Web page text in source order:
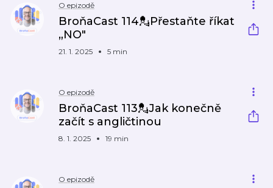
O epizodě
BroňaCast 114💂Přestaňte říkat
„NO"
21. 1. 2025 5 min
O epizodě
BroňaCast 113💂Jak konečně
začít s angličtinou
8. 1. 2025 19 min
O epizodě